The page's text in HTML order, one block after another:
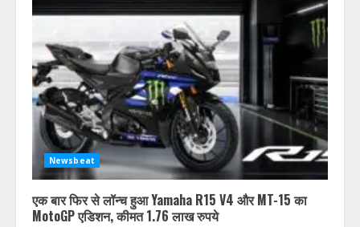
Newsbeat
एक बार फिर से लॉन्च हुआ Yamaha R15 V4 और MT-15 का
MotoGP एडिशन, कीमत 1.76 लाख रुपये